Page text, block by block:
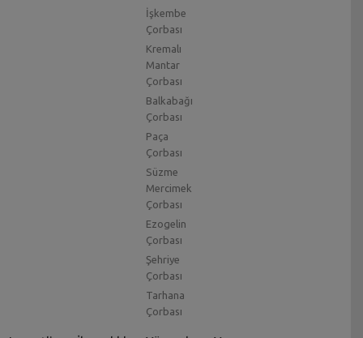
İşkembe
Çorbası
Kremalı
Mantar
Çorbası
Balkabağı
Çorbası
Paça
Çorbası
Süzme
Mercimek
Çorbası
Ezogelin
Çorbası
Şehriye
Çorbası
Tarhana
Çorbası